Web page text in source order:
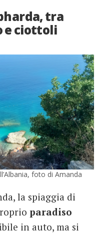
tra
e ciottoli
foto di Amanda
la spiaggia di
paradiso
in auto, ma si